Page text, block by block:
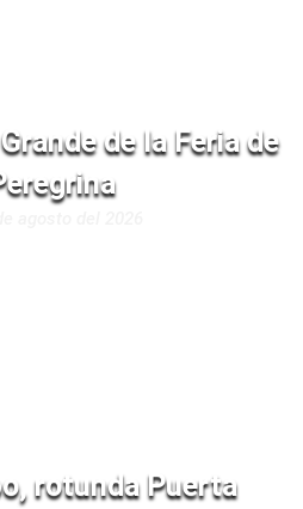
de la Feria de
rotunda Puerta